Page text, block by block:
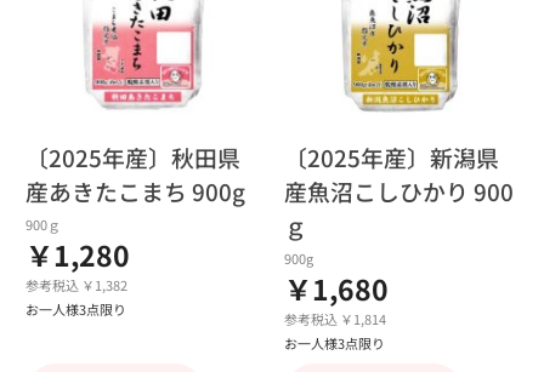
〔2025年産〕秋田県
産あきたこまち 900g
900ｇ
￥1,280
参考税込 ￥1,382
お一人様3点限り
〔2025年産〕新潟県
産魚沼こしひかり 900
ｇ
900g
￥1,680
参考税込 ￥1,814
お一人様3点限り